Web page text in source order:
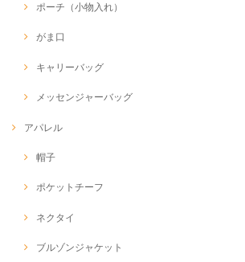
ポーチ（小物入れ）
がま口
キャリーバッグ
メッセンジャーバッグ
アパレル
帽子
ポケットチーフ
ネクタイ
ブルゾンジャケット